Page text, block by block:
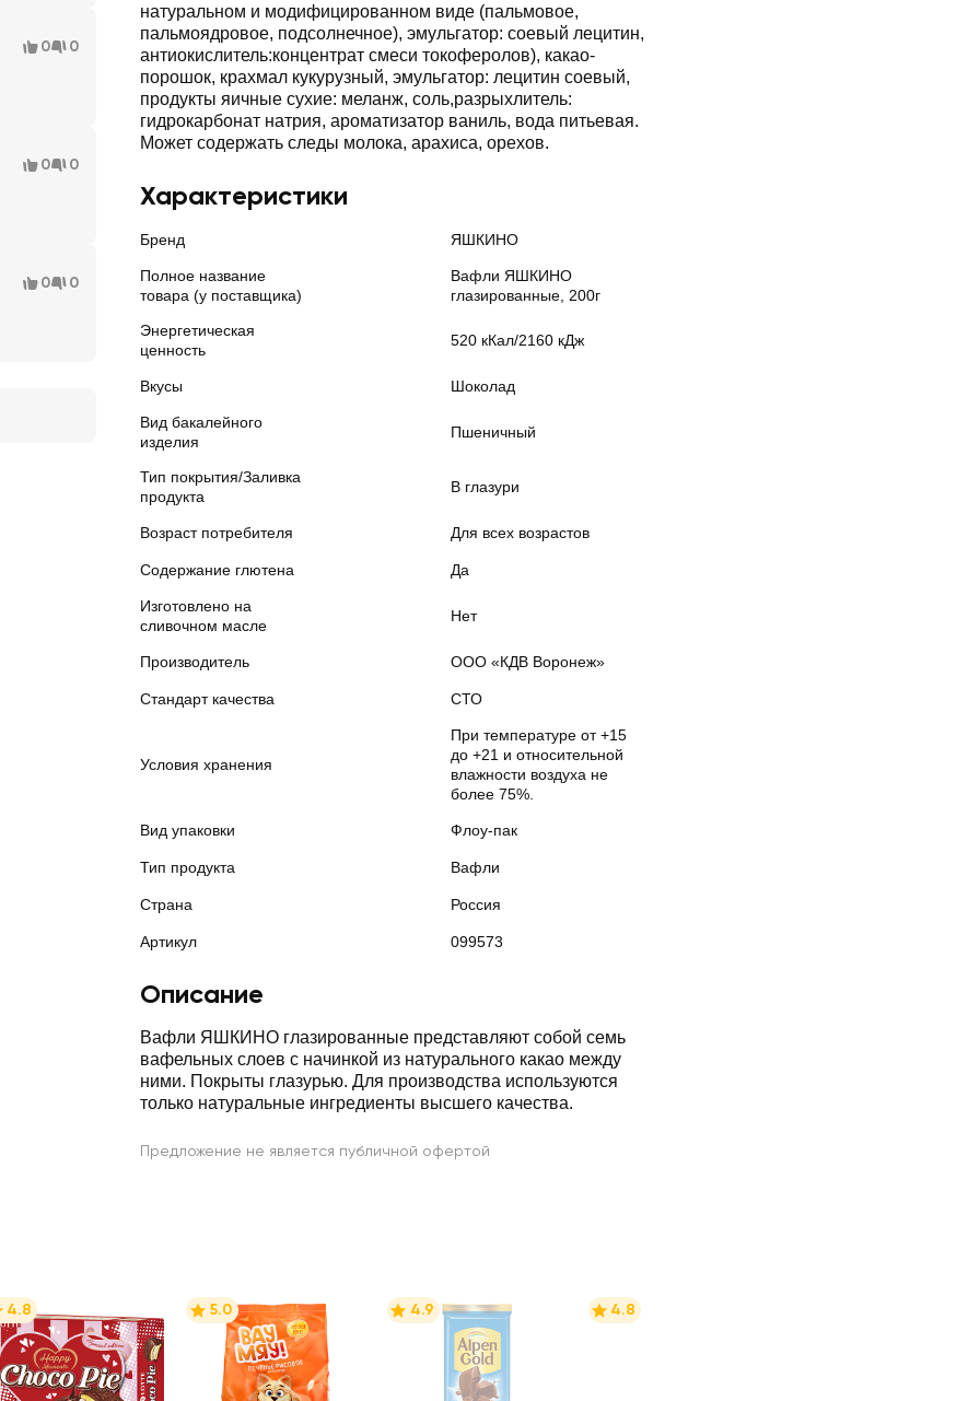
натуральном и модифицированном виде (пальмовое,
пальмоядровое, подсолнечное), эмульгатор: соевый лецитин,
антиокислитель:концентрат смеси токоферолов), какао-
порошок, крахмал кукурузный, эмульгатор: лецитин соевый,
продукты яичные сухие: меланж, соль,разрыхлитель:
гидрокарбонат натрия, ароматизатор ваниль, вода питьевая.
Может содержать следы молока, арахиса, орехов.
Характеристики
Бренд ЯШКИНО
Полное название
товара (у поставщика)
Вафли ЯШКИНО
глазированные, 200г
Энергетическая
ценность
520 кКал/2160 кДж
Вкусы Шоколад
Вид бакалейного
изделия
Пшеничный
Тип покрытия/Заливка
продукта
В глазури
Возраст потребителя Для всех возрастов
Содержание глютена Да
Изготовлено на
сливочном масле
Нет
Производитель ООО «КДВ Воронеж»
Стандарт качества СТО
Условия хранения
При температуре от +15
до +21 и относительной
влажности воздуха не
более 75%.
Вид упаковки Флоу-пак
Тип продукта Вафли
Страна Россия
Артикул 099573
Описание
Вафли ЯШКИНО глазированные представляют собой семь
вафельных слоев с начинкой из натурального какао между
ними. Покрыты глазурью. Для производства используются
только натуральные ингредиенты высшего качества.
Предложение не является публичной офертой
0 0
0 0
0 0
4.8 5.0 4.9 4.8